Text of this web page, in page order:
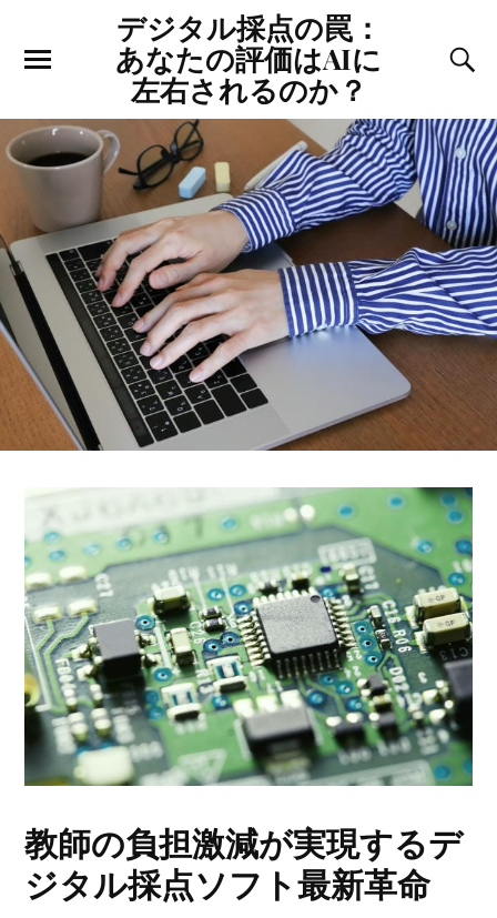
デジタル採点の罠：
あなたの評価はAIに
左右されるのか？
教師の負担激減が実現するデ
ジタル採点ソフト最新革命